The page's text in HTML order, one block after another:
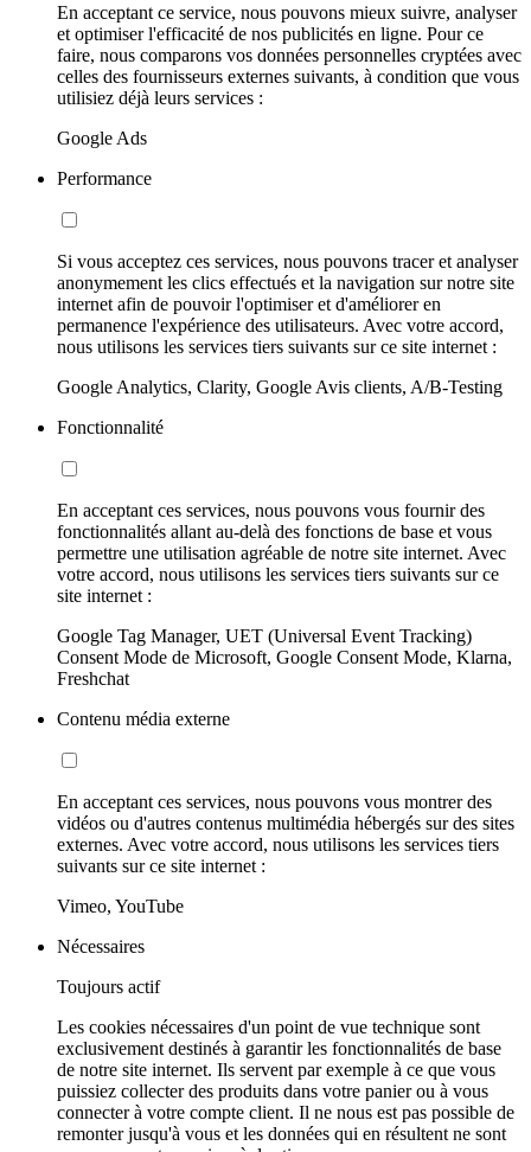
En acceptant ce service, nous pouvons mieux suivre, analyser
et optimiser l'efficacité de nos publicités en ligne. Pour ce
faire, nous comparons vos données personnelles cryptées avec
celles des fournisseurs externes suivants, à condition que vous
utilisiez déjà leurs services :
Google Ads
Performance
Si vous acceptez ces services, nous pouvons tracer et analyser
anonymement les clics effectués et la navigation sur notre site
internet afin de pouvoir l'optimiser et d'améliorer en
permanence l'expérience des utilisateurs. Avec votre accord,
nous utilisons les services tiers suivants sur ce site internet :
Google Analytics, Clarity, Google Avis clients, A/B-Testing
Fonctionnalité
En acceptant ces services, nous pouvons vous fournir des
fonctionnalités allant au-delà des fonctions de base et vous
permettre une utilisation agréable de notre site internet. Avec
votre accord, nous utilisons les services tiers suivants sur ce
site internet :
Google Tag Manager, UET (Universal Event Tracking)
Consent Mode de Microsoft, Google Consent Mode, Klarna,
Freshchat
Contenu média externe
En acceptant ces services, nous pouvons vous montrer des
vidéos ou d'autres contenus multimédia hébergés sur des sites
externes. Avec votre accord, nous utilisons les services tiers
suivants sur ce site internet :
Vimeo, YouTube
Nécessaires
Toujours actif
Les cookies nécessaires d'un point de vue technique sont
exclusivement destinés à garantir les fonctionnalités de base
de notre site internet. Ils servent par exemple à ce que vous
puissiez collecter des produits dans votre panier ou à vous
connecter à votre compte client. Il ne nous est pas possible de
remonter jusqu'à vous et les données qui en résultent ne sont